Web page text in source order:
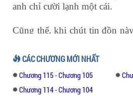
anh chỉ cười lạnh một cái.
Cũng thế, khi chút tin đồn
Mạch đang ở đất nước M
nụ cười lạnh của cô giống
dù tựa đề có giống với
tổng giám đốc nhưng tình
kém.
CÁC CHƯƠNG MỚI NHẤT
Chương 115 - Chương 105
Chương 114 - Chương 104